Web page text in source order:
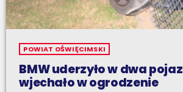
POWIAT OŚWIĘCIMSKI
BMW uderzyło w dwa
wjechało w ogrodzenie